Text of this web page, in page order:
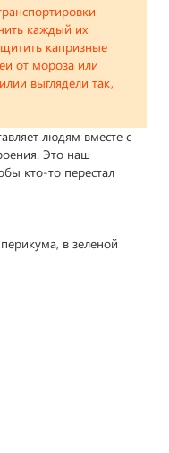
каждый их
капризные
от мороза или
выглядели так,
людям вместе с
Это наш
кто-то перестал